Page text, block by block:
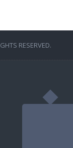
RESERVED.